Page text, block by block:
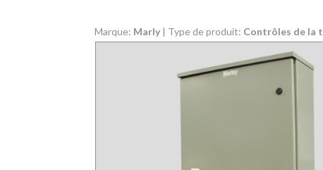
Marque: Marly | Type de produit: Contrôles de la